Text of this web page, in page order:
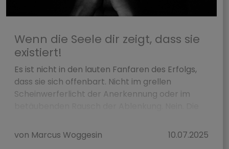
Wenn die Seele dir zeigt, dass sie
existiert!
Es ist nicht in den lauten Fanfaren des Erfolgs,
dass sie sich offenbart. Nicht im grellen
Scheinwerferlicht der Anerkennung oder im
von Marcus Woggesin
10.07.2025